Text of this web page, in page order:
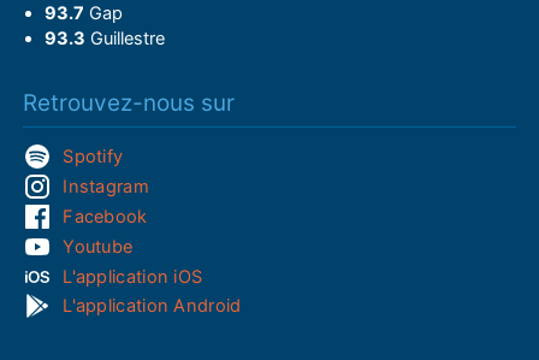
93.7 Gap
93.3 Guillestre
Retrouvez-nous sur
Spotify
Instagram
Facebook
Youtube
L'application iOS
L'application Android